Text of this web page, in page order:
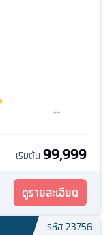
เริ่มต้น 99,999
ดูรายละเอียด
รหัส23756